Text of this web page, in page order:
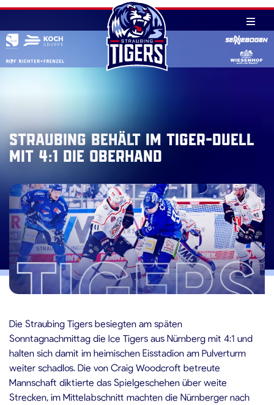
Skip
content
Straubing behält im Tiger-Duell
mit 4:1 die Oberhand
Die Straubing Tigers besiegten am späten
Sonntagnachmittag die Ice Tigers aus Nürnberg mit 4:1 und
halten sich damit im heimischen Eisstadion am Pulverturm
weiter schadlos. Die von Craig Woodcroft betreute
Mannschaft diktierte das Spielgeschehen über weite
Strecken, im Mittelabschnitt machten die Nürnberger nach